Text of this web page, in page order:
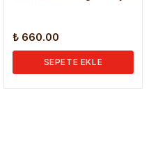
₺ 660.00
SEPETE EKLE